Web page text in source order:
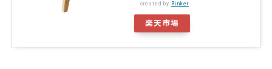
created by Rinker
楽天市場